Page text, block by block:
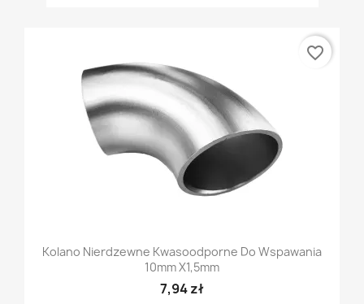
Kolano Nierdzewne Kwasoodporne Do Wspawania
10mm X1,5mm
7,94 zł
favorite_border